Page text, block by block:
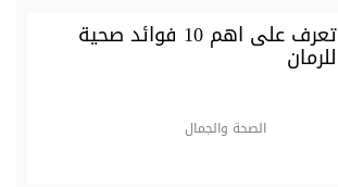
تعرف على اهم 10 فوائد صحية
للرمان
الصحة والجمال